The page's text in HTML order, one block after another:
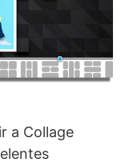
a Collage